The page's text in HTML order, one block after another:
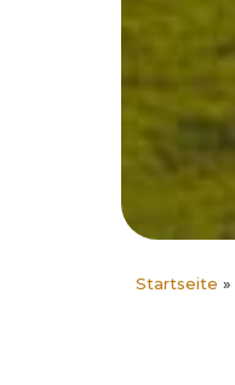
Startseite »